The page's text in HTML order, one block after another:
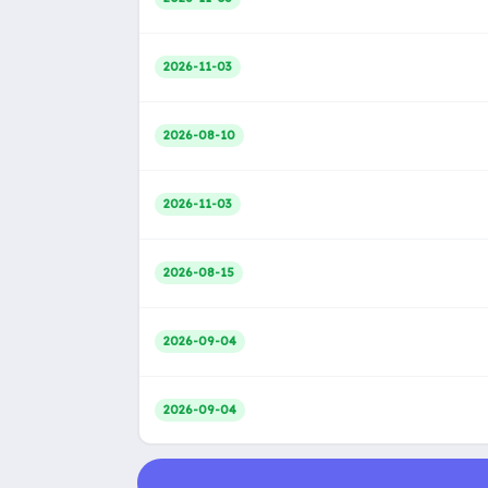
2026-11-03
2026-08-10
2026-11-03
2026-08-15
2026-09-04
2026-09-04